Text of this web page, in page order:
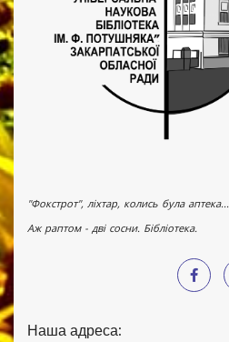
"Фокстрот", ліхтар, колись була аптека...
Аж раптом - дві сосни. Бібліотека.
Наша адреса: